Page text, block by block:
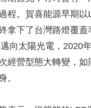
程。賀喜能源早期以
拿下了台灣路燈覆蓋
向太陽光電，2020
經營型態大轉變，如
。